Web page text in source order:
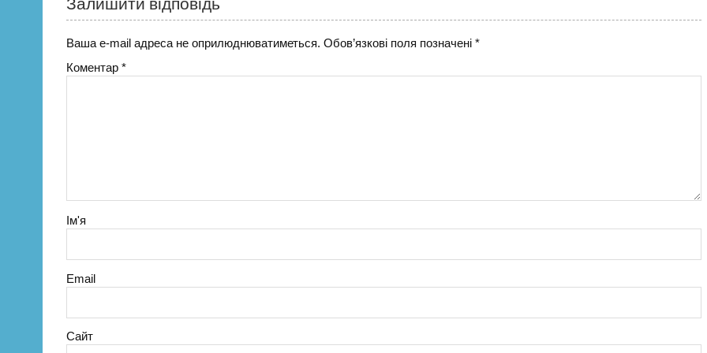
Ваша e-mail адреса не оприлюднюватиметься. Обов’язкові поля позначені*
Коментар*
Ім'я
Email
Сайт